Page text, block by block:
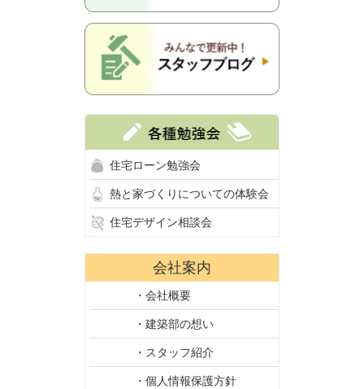
住宅ローン勉強会
熱と家づくりについての体験会
住宅デザイン相談会
会社案内
・会社概要
・建築部の想い
・スタッフ紹介
・個人情報保護方針